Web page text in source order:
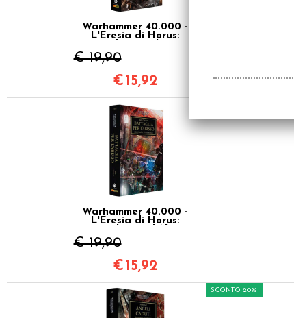
Warhammer 40.000 -
L'Eresia di Horus:
€ 19,90
€ 15,92
Warhammer 40.000 -
L'Eresia di Horus:
€ 19,90
€ 15,92
SCONTO 20%